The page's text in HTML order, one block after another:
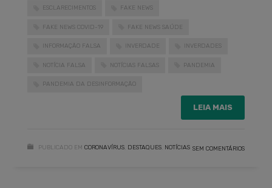
ESCLARECIMENTOS FAKE NEWS
FAKE NEWS COVID-19 FAKE NEWS SAÚDE
INFORMAÇÃO FALSA INVERDADE INVERDADES
NOTÍCIA FALSA NOTÍCIAS FALSAS PANDEMIA
PANDEMIA DA DESINFORMAÇÃO
LEIA MAIS
PUBLICADO EM CORONAVÍRUS DESTAQUES NOTÍCIAS SEM COMENTÁRIOS